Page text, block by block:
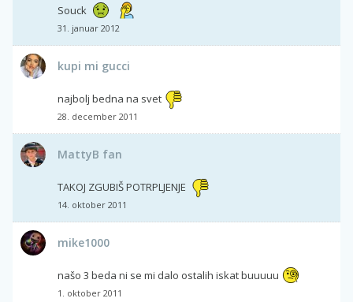
Souck
31. januar 2012
kupi mi gucci
najbolj bedna na svet
28. december 2011
MattyB fan
TAKOJ ZGUBIŠ POTRPLJENJE
14. oktober 2011
mike1000
našo 3 beda ni se mi dalo ostalih iskat buuuuu
1. oktober 2011